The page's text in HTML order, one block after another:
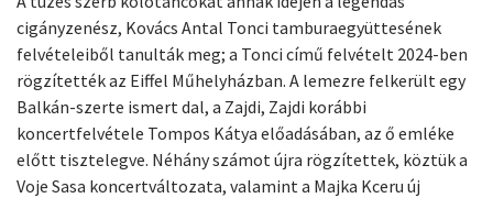
cigányzenész, Kovács Antal Tonci tamburaegyüttesének
felvételeiből tanulták meg; a Tonci című felvételt 2024-ben
rögzítették az Eiffel Műhelyházban. A lemezre felkerült egy
Balkán-szerte ismert dal, a Zajdi, Zajdi korábbi
koncertfelvétele Tompos Kátya előadásában, az ő emléke
előtt tisztelegve. Néhány számot újra rögzítettek, köztük a
Voje Sasa koncertváltozata, valamint a Majka Kceru új